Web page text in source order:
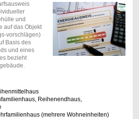
und
auf das Objekt
vorschlägen)
Basis des
und eines
bezieht
Reihenendhaus,
(mehrere Wohneinheiten)